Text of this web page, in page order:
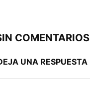
COMENTARIOS
UNA RESPUESTA